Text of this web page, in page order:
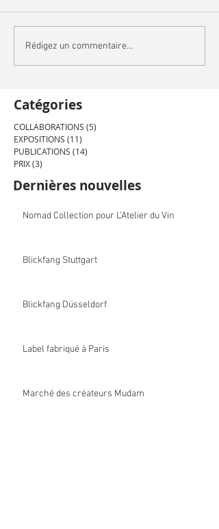
Rédigez un commentaire...
Catégories
COLLABORATIONS (5)
EXPOSITIONS (11)
PUBLICATIONS (14)
PRIX(3)
Dernières nouvelles
Nomad Collection pour L’Atelier du Vin
Blickfang Stuttgart
Blickfang Düsseldorf
Label fabriqué à Paris
Marché des créateurs Mudam